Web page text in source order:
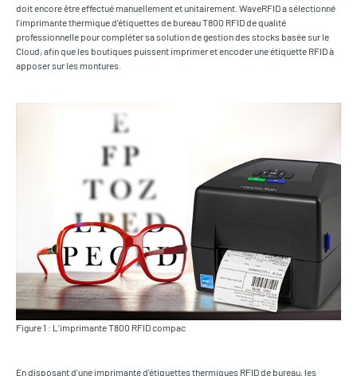
doit encore être effectué manuellement et unitairement. WaveRFID a sélectionné
l'imprimante thermique d'étiquettes de bureau T800 RFID de qualité
professionnelle pour compléter sa solution de gestion des stocks basée sur le
Cloud, afin que les boutiques puissent imprimer et encoder une étiquette RFID à
apposer sur les montures.
Figure 1 : L’imprimante T800 RFID compac
En disposant d'une imprimante d'étiquettes thermiques RFID de bureau, les